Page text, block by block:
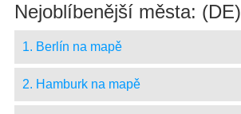
Nejoblíbenější města: (DE)
1. Berlín na mapě
2. Hamburk na mapě